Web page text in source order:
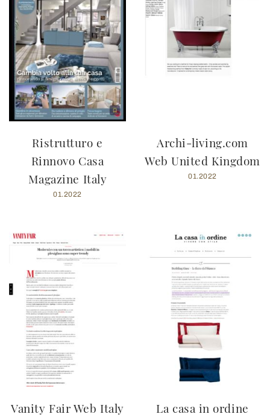
Ristrutturo e
Rinnovo Casa
Magazine Italy
01.2022
Archi-living.com
Web United Kingdom
01.2022
Vanity Fair Web Italy
La casa in ordine